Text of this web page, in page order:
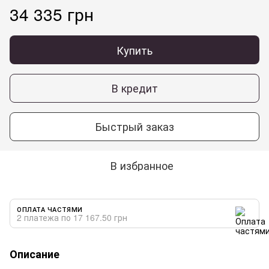
34 335 грн
Купить
В кредит
Быстрый заказ
В избранное
ОПЛАТА ЧАСТЯМИ
2 платежа по 17 167.50 грн
Описание